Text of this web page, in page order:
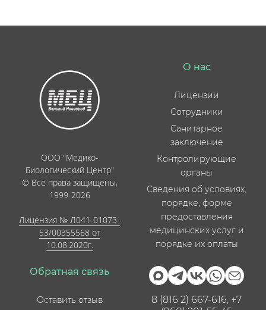
ООО "Медико-
Биологический Центр"
© Все права защищены,
1999-2026
Лицензия № Л041-01073-
53/00355568 от
10.08.2020г.
О нас
Лицензии
Сотрудники
Санитарное
заключение
Контролирующие
органы
Сведения об условиях,
порядке, форме
предоставления
медицинских услуг и
порядке их оплаты
Обратная связь
Оставить отзыв
8 (816 2) 667-616, +7